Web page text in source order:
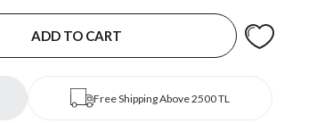
Free Shipping Above 2500 TL